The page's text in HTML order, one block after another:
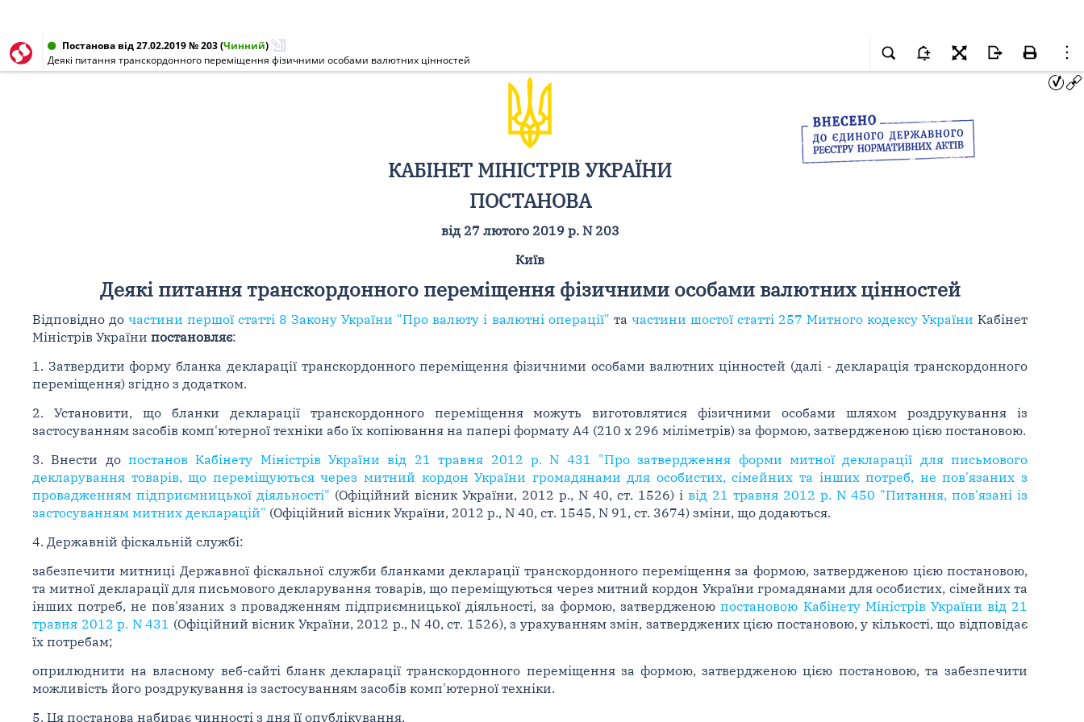
Постанова від 27.02.2019 № 203(Чинний)
Деякі питання транскордонного переміщення фізичними особами валютних цінностей